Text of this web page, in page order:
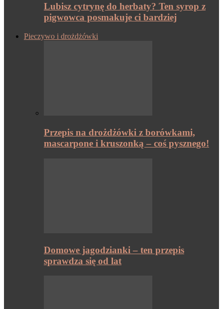
Lubisz cytrynę do herbaty? Ten syrop z
pigwowca posmakuje ci bardziej
Pieczywo i drożdżówki
Przepis na drożdżówki z borówkami,
mascarpone i kruszonką – coś pysznego!
Domowe jagodzianki – ten przepis
sprawdza się od lat